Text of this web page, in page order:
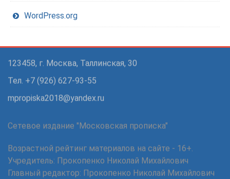
WordPress.org
123458, г. Москва, Таллинская, 30
Тел. +7 (926) 627-93-55
mpropiska2018@yandex.ru
Сетевое издание "Московская прописка"
Возрастной рейтинг материалов на сайте - 16+.
Учредитель: Прокопенко Николай Михайлович
Главный редактор: Прокопенко Николай Михайлович